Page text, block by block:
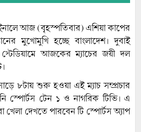
আজ (বৃহস্পতিবার) এশিয়া কাপের
মুখোমুখি হচ্ছে বাংলাদেশ। দুবাই
স্টেডিয়ামে আজকের ম্যাচের জয়ী দল
৮টায় শুরু হওয়া এই ম্যাচ সম্প্রচার
স্পোর্টস টেন ১ ও নাগরিক টিভি। এ
খেলা দেখতে পারবেন টি স্পোর্টস অ্যাপ